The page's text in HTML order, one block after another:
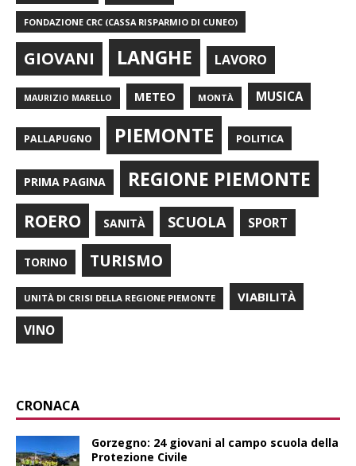
FONDAZIONE CRC (CASSA RISPARMIO DI CUNEO)
GIOVANI LANGHE LAVORO
MAURIZIO MARELLO METEO MONTÀ MUSICA
PALLAPUGNO PIEMONTE POLITICA
PRIMA PAGINA REGIONE PIEMONTE
ROERO SANITÀ SCUOLA SPORT
TORINO TURISMO
UNITÀ DI CRISI DELLA REGIONE PIEMONTE VIABILITÀ
VINO
CRONACA
Gorzegno: 24 giovani al campo scuola della
Protezione Civile